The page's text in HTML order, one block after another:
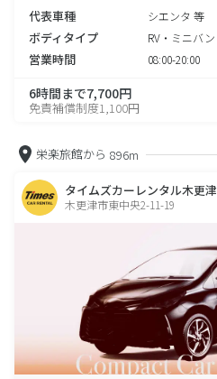
代表車種 シエンタ 等
ボディタイプ RV・ミニバン
営業時間 08:00-20:00
6時間まで7,700円
免責補償制度1,100円
栄楽旅館から 896m
タイムズカーレンタル木更津
木更津市東中央2-11-19